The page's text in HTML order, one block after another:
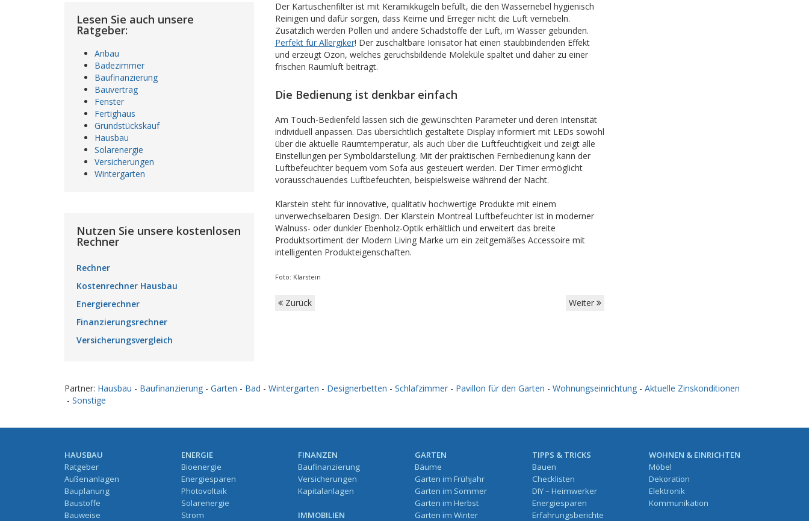
Der Kartuschenfilter ist mit Keramikkugeln befüllt, die den Wassernebel hygienisch
Reinigen und dafür sorgen, dass Keime und Erreger nicht die Luft vernebeln.
Zusätzlich werden Pollen und andere Schadstoffe der Luft, im Wasser gebunden.
Perfekt für Allergiker! Der zuschaltbare Ionisator hat einen staubbindenden Effekt
und erzeugt Ozon, welches geruchsbildende Moleküle spaltet und daher zu einer
frischen Raumluft beiträgt.
Die Bedienung ist denkbar einfach
Am Touch-Bedienfeld lassen sich die gewünschten Parameter und deren Intensität
individuell anpassen. Das übersichtlich gestaltete Display informiert mit LEDs sowohl
über die aktuelle Raumtemperatur, als auch über die Luftfeuchtigkeit und zeigt alle
Einstellungen per Symboldarstellung. Mit der praktischen Fernbedienung kann der
Luftbefeuchter bequem vom Sofa aus gesteuert werden. Der Timer ermöglicht
vorausschauendes Luftbefeuchten, beispielsweise während der Nacht.
Klarstein steht für innovative, qualitativ hochwertige Produkte mit einem
unverwechselbaren Design. Der Klarstein Montreal Luftbefeuchter ist in moderner
Walnuss- oder dunkler Ebenholz-Optik erhältlich und erweitert das breite
Produktsortiment der Modern Living Marke um ein zeitgemäßes Accessoire mit
intelligenten Produkteigenschaften.
Foto: Klarstein
Zurück Weiter
Lesen Sie auch unsere
Ratgeber:
Anbau
Badezimmer
Baufinanzierung
Bauvertrag
Fenster
Fertighaus
Grundstückskauf
Hausbau
Solarenergie
Versicherungen
Wintergarten
Nutzen Sie unsere kostenlosen
Rechner
Rechner
Kostenrechner Hausbau
Energierechner
Finanzierungsrechner
Versicherungsvergleich
Partner: Hausbau - Baufinanzierung - Garten - Bad - Wintergarten - Designerbetten - Schlafzimmer - Pavillon für den Garten - Wohnungseinrichtung - Aktuelle Zinskonditionen
- Sonstige
HAUSBAU
Ratgeber
Außenanlagen
Bauplanung
Baustoffe
Bauweise
ENERGIE
Bioenergie
Energiesparen
Photovoltaik
Solarenergie
Strom
FINANZEN
Baufinanzierung
Versicherungen
Kapitalanlagen
IMMOBILIEN
GARTEN
Bäume
Garten im Frühjahr
Garten im Sommer
Garten im Herbst
Garten im Winter
TIPPS & TRICKS
Bauen
Checklisten
DIY – Heimwerker
Energiesparen
Erfahrungsberichte
WOHNEN & EINRICHTEN
Möbel
Dekoration
Elektronik
Kommunikation